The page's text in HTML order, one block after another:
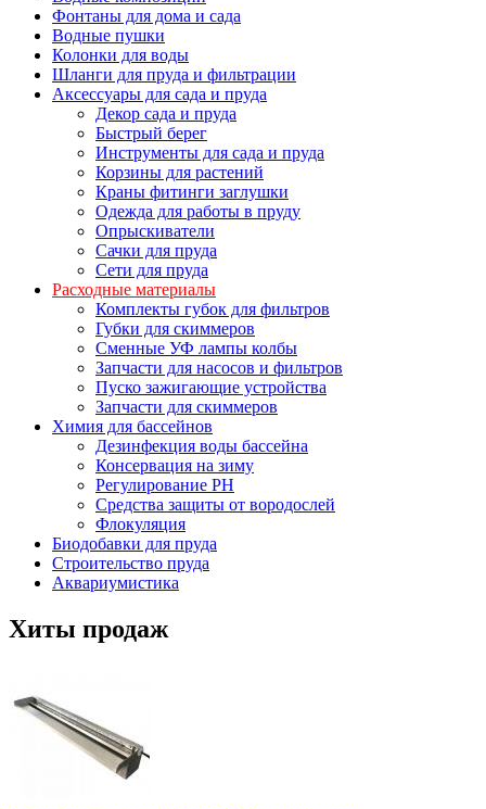
Фонтаны для дома и сада
Водные пушки
Колонки для воды
Шланги для пруда и фильтрации
Аксессуары для сада и пруда
Декор сада и пруда
Быстрый берег
Инструменты для сада и пруда
Корзины для растений
Краны фитинги заглушки
Одежда для работы в пруду
Опрыскиватели
Сачки для пруда
Сети для пруда
Расходные материалы
Комплекты губок для фильтров
Губки для скиммеров
Сменные УФ лампы колбы
Запчасти для насосов и фильтров
Пуско зажигающие устройства
Запчасти для скиммеров
Химия для бассейнов
Дезинфекция воды бассейна
Консервация на зиму
Регулирование PH
Средства защиты от вородослей
Флокуляция
Биодобавки для пруда
Строительство пруда
Аквариумистика
Хиты продаж